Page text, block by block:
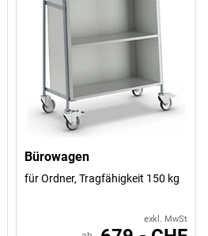
Bürowagen
für Ordner, Tragfähigkeit 150 kg
exkl. MwSt